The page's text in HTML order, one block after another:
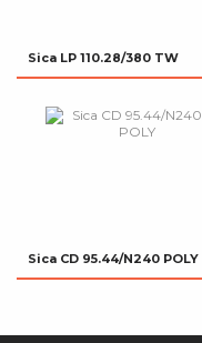
Sica LP 110.28/380 TW
Sica CD 95.44/N240 POLY